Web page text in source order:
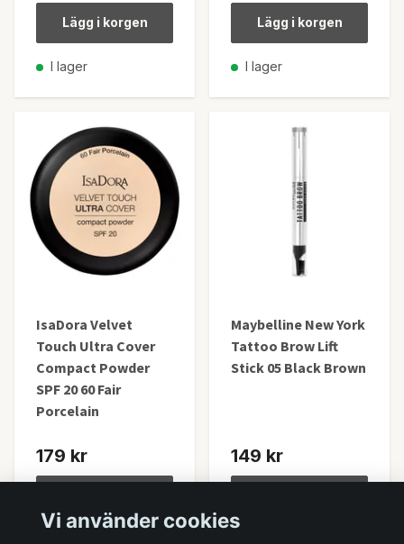
Lägg i korgen
I lager
Lägg i korgen
I lager
IsaDora Velvet
Touch Ultra Cover
Compact Powder
SPF 20 60 Fair
Porcelain
179 kr
Maybelline New York
Tattoo Brow Lift
Stick 05 Black Brown
149 kr
Vi använder cookies